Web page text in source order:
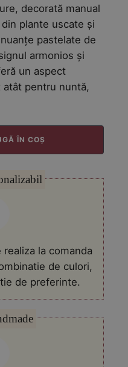
decorată manual
plante uscate și
pastelate de
armonios și
un aspect
pentru nuntă,
ÎN COȘ
la comanda
de culori,
de preferinte.